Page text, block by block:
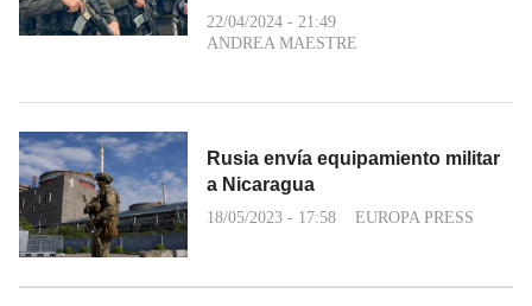
22/04/2024 - 21:49
ANDREA MAESTRE
Rusia envía equipamiento militar
a Nicaragua
18/05/2023 - 17:58 EUROPA PRESS